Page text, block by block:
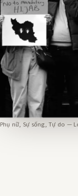
Phụ nữ, Sự sống, Tự do —